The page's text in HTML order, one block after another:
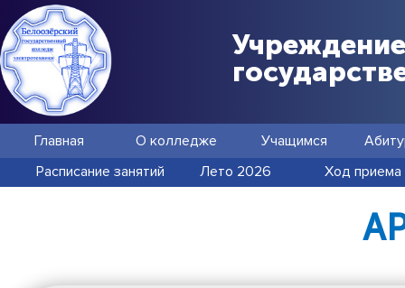
Главная О колледже Учащимся
Расписание занятий
Лето 2026 Ход приема